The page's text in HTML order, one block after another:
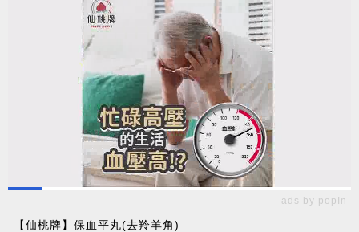
ads by popIn
【仙桃牌】保血平丸(去羚羊角)